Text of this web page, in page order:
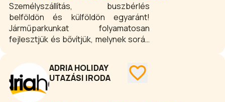
Személyszállítás, buszbérlés
belföldön és külföldön egyaránt!
Járműparkunkat folyamatosan
fejlesztjük és bővítjük, melynek során
utazóközönség igényeire, mind a
környezetvédelmi előírásokra.
Járműveink a nemzetközi különjárati
személyszállítás feltételeinek
ADRIA HOLIDAY
UTAZÁSI IRODA